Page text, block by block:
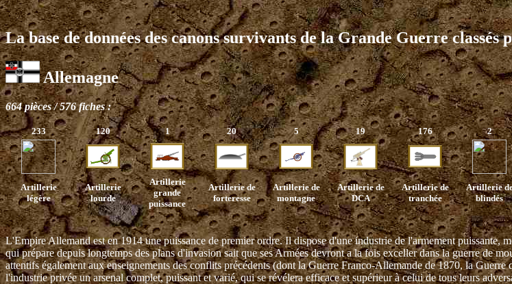
La base de données des canons survivants de la Grande Guerre
Allemagne
664 pièces / 576 fiches :
233 120 1 20 5 19 176 2
Artillerie
légère
Artillerie
lourde
Artillerie
grande
puissance
Artillerie de
forteresse
Artillerie de
montagne
Artillerie de
DCA
Artillerie de
tranchée
Artillerie
blindés
L'Empire Allemand est en 1914 une puissance de premier ordre. Il dispose d'une industrie de l'armement
qui prépare depuis longtemps des plans d'invasion sait que ses Armées devront a la fois exceller dans la guerre de
attentifs également aux enseignements des conflits précédents (dont la Guerre Franco-Allemande de 1870, la
l'industrie privée un arsenal complet, puissant et varié, qui se révélera efficace et supérieur à celui de tous leurs